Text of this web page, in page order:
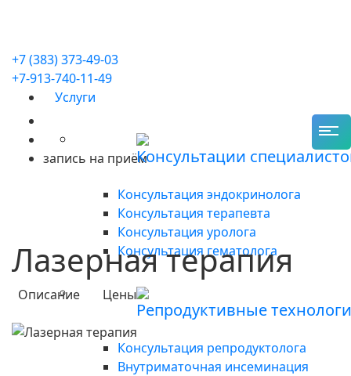
+7 (383) 373-49-03
+7-913-740-11-49
Услуги
Консультации
Консультация эндокринолога
Консультация терапевта
Консультация уролога
Консультация гематолога
Репродуктивные
Консультация репродуктолога
Внутриматочная инсеминация
запись на приём
Лазерная терапия
Описание Цены